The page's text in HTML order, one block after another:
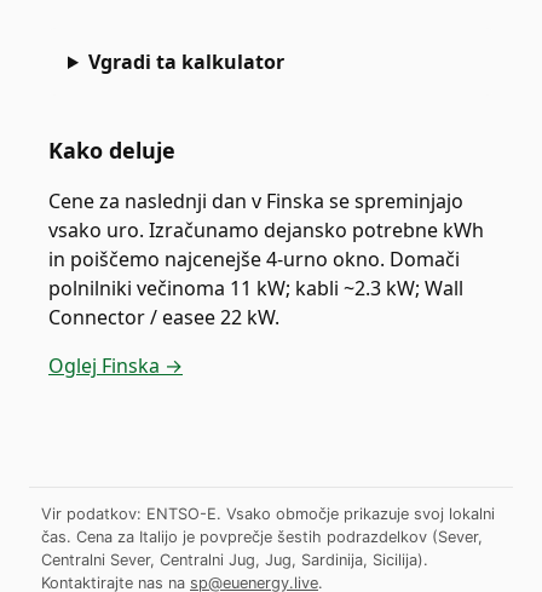
Vgradi ta kalkulator
Kako deluje
Cene za naslednji dan v Finska se spreminjajo
vsako uro. Izračunamo dejansko potrebne kWh
in poiščemo najcenejše 4-urno okno. Domači
polnilniki večinoma 11 kW; kabli ~2.3 kW; Wall
Connector / easee 22 kW.
Oglej Finska →
Vir podatkov: ENTSO-E. Vsako območje prikazuje svoj lokalni
čas. Cena za Italijo je povprečje šestih podrazdelkov (Sever,
Centralni Sever, Centralni Jug, Jug, Sardinija, Sicilija).
Kontaktirajte nas na sp@euenergy.live.